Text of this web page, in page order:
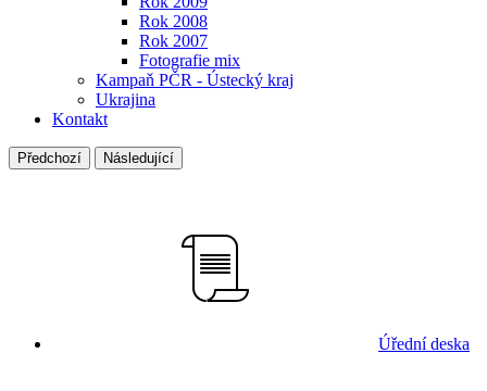
Rok 2008
Rok 2007
Fotografie mix
Kampaň PČR - Ústecký kraj
Ukrajina
Kontakt
Předchozí Následující
Úřední deska